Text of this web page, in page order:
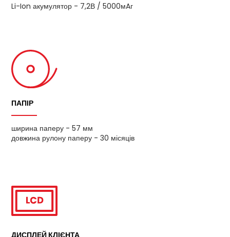
Li-Ion акумулятор - 7,2В / 5000мAг
ПАПІР
ширина паперу - 57 мм
довжина рулону паперу - 30 місяців
ДИСПЛЕЙ КЛІЄНТА